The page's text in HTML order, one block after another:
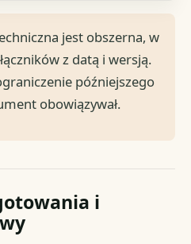
jest obszerna, w
z datą i wersją.
późniejszego
obowiązywał.
i